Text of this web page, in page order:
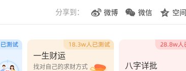
分享到： 微博 微信 空间
一生财运
找对自己的求财方式 八字详批